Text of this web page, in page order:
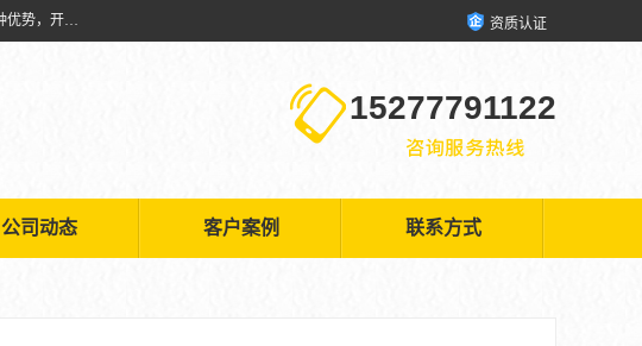
兴安南国金磊粉体厂是从事生产：复合碱批发、氧化钙批发、超细氧化钙、*复合碱、高活性氧化钙等产品的广西碳酸钙厂家，充分利用各种优势，开拓创新，逐步建立了现代企业管理体系，科学.规范的生产体系，严谨的产品质量控制体系，完备的产品质量检验体系。 资质认证
15277791122
公司动态 客户案例 联系方式